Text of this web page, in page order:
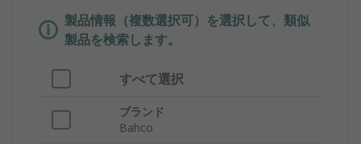
製品情報（複数選択可）を選択して、類似
製品を検索します。
すべて選択
ブランド
Bahco